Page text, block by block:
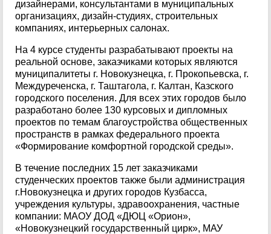
дизайнерами, консультантами в муниципальных
организациях, дизайн-студиях, строительных
компаниях, интерьерных салонах.
На 4 курсе студенты разрабатывают проекты на
реальной основе, заказчиками которых являются
муниципалитеты г. Новокузнецка, г. Прокопьевска, г.
Междуреченска, г. Таштагола, г. Калтан, Казского
городского поселения. Для всех этих городов было
разработано более 130 курсовых и дипломных
проектов по темам благоустройства общественных
пространств в рамках федерального проекта
«Формирование комфортной городской среды».
В течение последних 15 лет заказчиками
студенческих проектов также были администрация
г.Новокузнецка и других городов Кузбасса,
учреждения культуры, здравоохранения, частные
компании: МАОУ ДОД «ДЮЦ «Орион»,
«Новокузнецкий государственный цирк», МАУ